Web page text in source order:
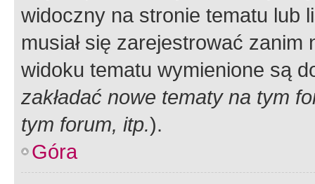
widoczny na stronie tematu lub
musiał się zarejestrować
widoku tematu wymienione są
zakładać nowe tematy na tym
tym forum, itp.).
Góra